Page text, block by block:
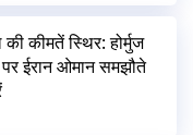
कीमतें स्थिर: होर्मुज
ईरान ओमान समझौते